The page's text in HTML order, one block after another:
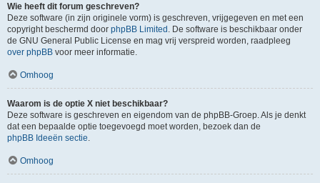
Wie heeft dit forum geschreven?
Deze software (in zijn originele vorm) is geschreven, vrijgegeven en met een
copyright beschermd door phpBB Limited . De software is beschikbaar onder
de GNU General Public License en mag vrij verspreid worden, raadpleeg
over phpBB voor meer informatie.
Omhoog
Waarom is de optie X niet beschikbaar?
Deze software is geschreven en eigendom van de phpBB-Groep. Als je denkt
dat een bepaalde optie toegevoegd moet worden, bezoek dan de
phpBB Ideeën sectie
Omhoog